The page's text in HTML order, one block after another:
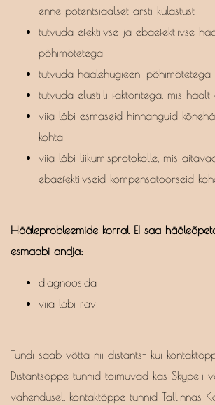
enne potentsiaalset arsti külastust
tutvuda efektiivse ja ebaefektiivse
põhimõtetega
tutvuda häälehügieeni põhimõtetega
tutvuda elustiili faktoritega, mis häält
viia läbi esmaseid hinnanguid
kohta
viia läbi liikumisprotokolle, mis
ebaefektiivseid kompensatoorseid
Hääleprobleemide korral EI saa
esmaabi andja:
diagnoosida
viia läbi ravi
Tundi saab võtta nii distants- kui
Distantsõppe tunnid toimuvad kas Skype’i
vahendusel, kontaktõppe tunnid Tallinnas